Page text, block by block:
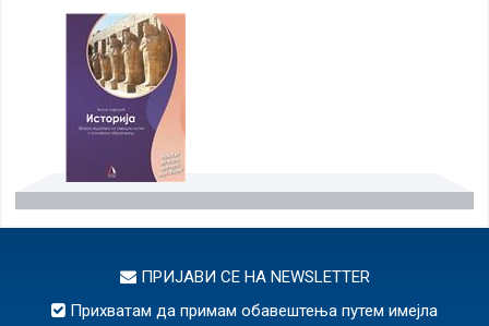
ПРИЈАВИ СЕ НА NEWSLETTER
Прихватам да примам обавештења путем имејла